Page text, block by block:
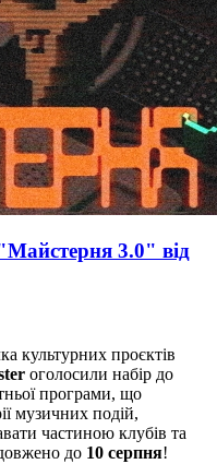
3.0" від
культурних проєктів
оголосили набір до
програми, що
музичних подій,
частиною клубів та
до 10 серпня!